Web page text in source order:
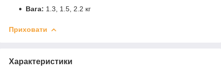
Вага: 1.3, 1.5, 2.2 кг
Приховати
Характеристики